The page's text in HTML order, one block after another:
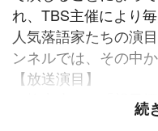
れ、TBS主催により
人気落語家たちの演
ンネルでは、その中
【放送演目】
・柳家小さん「親子
・柳家花緑「平林（
続